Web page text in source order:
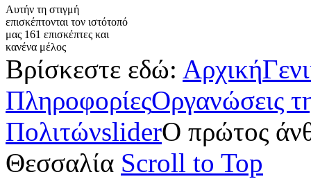
Αυτήν τη στιγμή
επισκέπτονται τον ιστότοπό
μας 161 επισκέπτες και
κανένα μέλος
Βρίσκεστε εδώ: Αρχική
ΠληροφορίεςΟργανώσεις
ΠολιτώνsliderΟ πρώτος
Θεσσαλία Scroll to Top